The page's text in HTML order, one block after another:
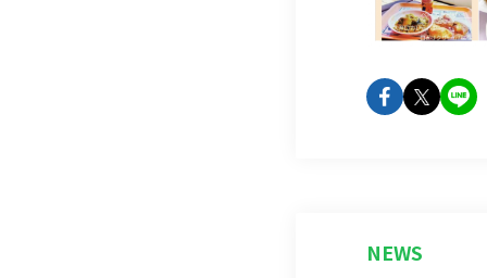
facebook
NEWS